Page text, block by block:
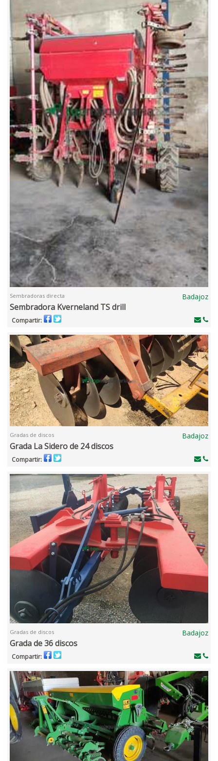
Sembradoras directa Badajoz
Sembradora Kverneland TS drill
Compartir:
Gradas de discos Badajoz
Grada La Sidero de 24 discos
Compartir:
Gradas de discos Badajoz
Grada de 36 discos
Compartir: